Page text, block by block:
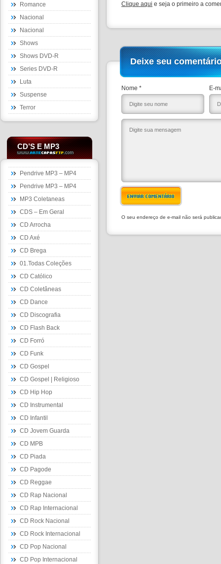
Romance
Nacional
Nacional
Shows
Shows DVD-R
Series DVD-R
Luta
Suspense
Terror
CD’S E MP3
Pendrive MP3 – MP4
Pendrive MP3 – MP4
MP3 Coletaneas
CDS – Em Geral
CD Arrocha
CD Axé
CD Brega
01.Todas Coleções
CD Católico
CD Coletâneas
CD Dance
CD Discografia
CD Flash Back
CD Forró
CD Funk
CD Gospel
CD Gospel | Religioso
CD Hip Hop
CD Instrumental
CD Infantil
CD Jovem Guarda
CD MPB
CD Piada
CD Pagode
CD Reggae
CD Rap Nacional
CD Rap Internacional
CD Rock Nacional
CD Rock Internacional
CD Pop Nacional
CD Pop Internacional
Clique aqui e seja o primeiro a
Deixe seu
Nome * E-
ENVIAR COMENTÁRIO
O seu endereço de e-mail não será